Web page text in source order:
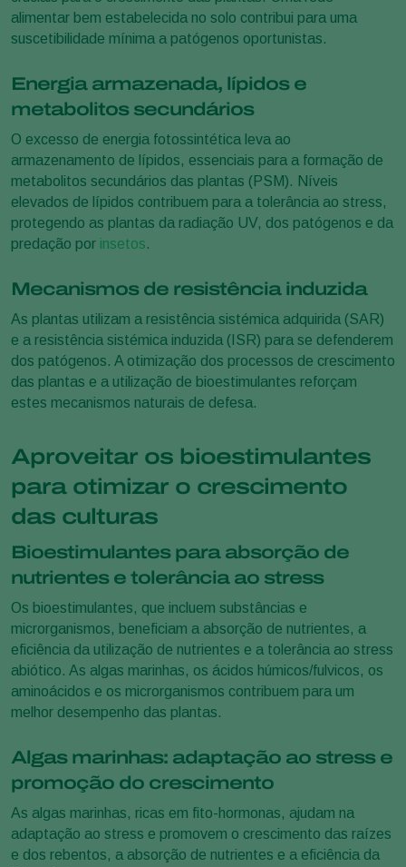
alimentar bem estabelecida no solo contribui para uma
suscetibilidade mínima a patógenos oportunistas.
Energia armazenada, lípidos e
metabolitos secundários
O excesso de energia fotossintética leva ao
armazenamento de lípidos, essenciais para a formação de
metabolitos secundários das plantas (PSM). Níveis
elevados de lípidos contribuem para a tolerância ao stress,
protegendo as plantas da radiação UV, dos patógenos e da
predação por insetos.
Mecanismos de resistência induzida
As plantas utilizam a resistência sistémica adquirida (SAR)
e a resistência sistémica induzida (ISR) para se defenderem
dos patógenos. A otimização dos processos de crescimento
das plantas e a utilização de bioestimulantes reforçam
estes mecanismos naturais de defesa.
Aproveitar os bioestimulantes
para otimizar o crescimento
das culturas
Bioestimulantes para absorção de
nutrientes e tolerância ao stress
Os bioestimulantes, que incluem substâncias e
microrganismos, beneficiam a absorção de nutrientes, a
eficiência da utilização de nutrientes e a tolerância ao stress
abiótico. As algas marinhas, os ácidos húmicos/fulvicos, os
aminoácidos e os microrganismos contribuem para um
melhor desempenho das plantas.
Algas marinhas: adaptação ao stress e
promoção do crescimento
As algas marinhas, ricas em fito-hormonas, ajudam na
adaptação ao stress e promovem o crescimento das raízes
e dos rebentos, a absorção de nutrientes e a eficiência da